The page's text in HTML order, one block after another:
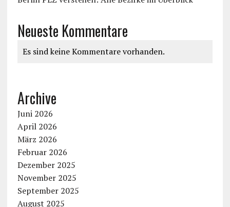
Neueste Kommentare
Es sind keine Kommentare vorhanden.
Archive
Juni 2026
April 2026
März 2026
Februar 2026
Dezember 2025
November 2025
September 2025
August 2025